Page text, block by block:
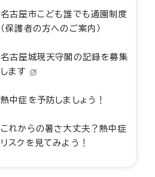
名古屋市こども誰でも通園制度
（保護者の方へのご案内）
名古屋城現天守閣の記録を募集
します
熱中症を予防しましょう！
これからの暑さ大丈夫？熱中症
リスクを見てみよう！